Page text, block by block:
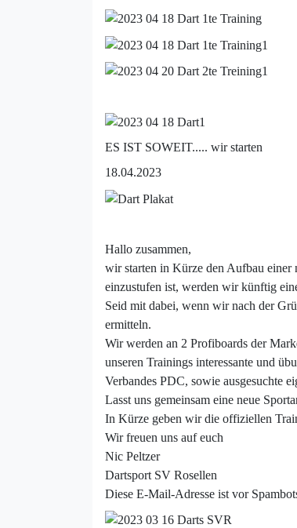
ES IST SOWEIT..... wir starten
18.04.2023
Hallo zusammen,
wir starten in Kürze den Aufbau einer
einzustufen ist, werden wir künftig
Seid mit dabei, wenn wir nach der
ermitteln.
Wir werden an 2 Profiboards der
unseren Trainings interessante und
Verbandes PDC, sowie ausgesuchte
Lasst uns gemeinsam eine neue
In Kürze geben wir die offiziellen
Wir freuen uns auf euch
Nic Peltzer
Dartsport SV Rosellen
Diese E-Mail-Adresse ist vor